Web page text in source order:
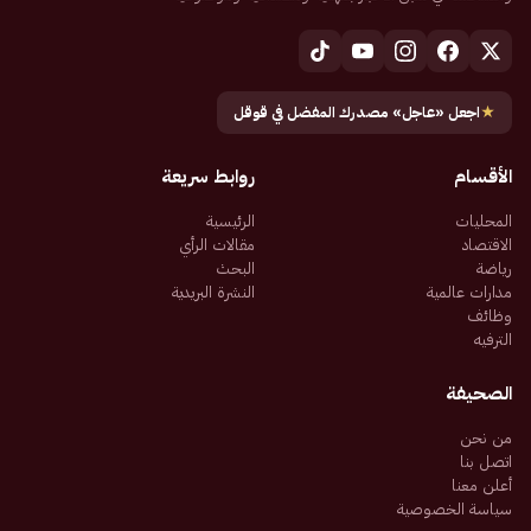
★اجعل «عاجل» مصدرك المفضل في قوقل
الأقسام
المحليات
الاقتصاد
رياضة
مدارات عالمية
وظائف
الترفيه
روابط سريعة
الرئيسية
مقالات الرأي
البحث
النشرة البريدية
الصحيفة
من نحن
اتصل بنا
أعلن معنا
سياسة الخصوصية